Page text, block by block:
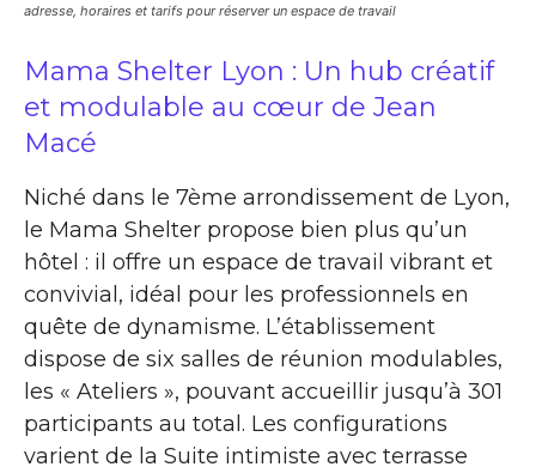
adresse, horaires et tarifs pour réserver un espace de travail
Mama Shelter Lyon : Un hub créatif
et modulable au cœur de Jean
Macé
Niché dans le 7ème arrondissement de Lyon,
le Mama Shelter propose bien plus qu’un
hôtel : il offre un espace de travail vibrant et
convivial, idéal pour les professionnels en
quête de dynamisme. L’établissement
dispose de six salles de réunion modulables,
les « Ateliers », pouvant accueillir jusqu’à 301
participants au total. Les configurations
varient de la Suite intimiste avec terrasse